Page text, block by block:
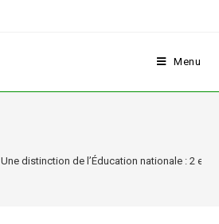
Menu
Une distinction de l’Éducation nationale : 2